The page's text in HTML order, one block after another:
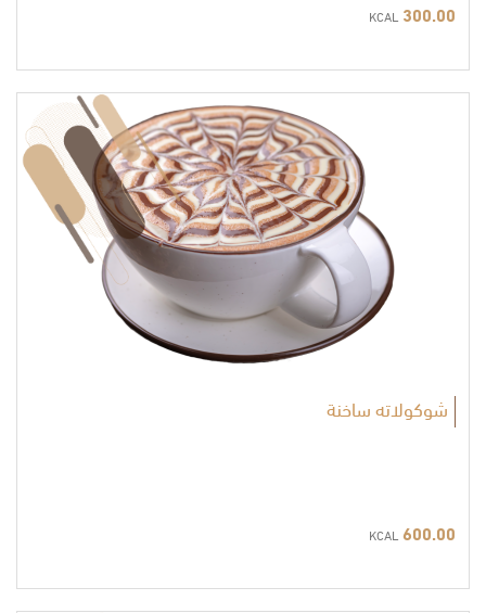
300.00
KCAL
شوكولاته ساخنة
600.00
KCAL